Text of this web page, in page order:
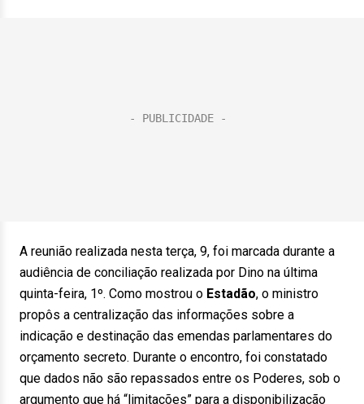
A reunião realizada nesta terça, 9, foi marcada durante a
audiência de conciliação realizada por Dino na última
quinta-feira, 1º. Como mostrou o Estadão, o ministro
propôs a centralização das informações sobre a
indicação e destinação das emendas parlamentares do
orçamento secreto. Durante o encontro, foi constatado
que dados não são repassados entre os Poderes, sob o
argumento que há “limitações” para a disponibilização